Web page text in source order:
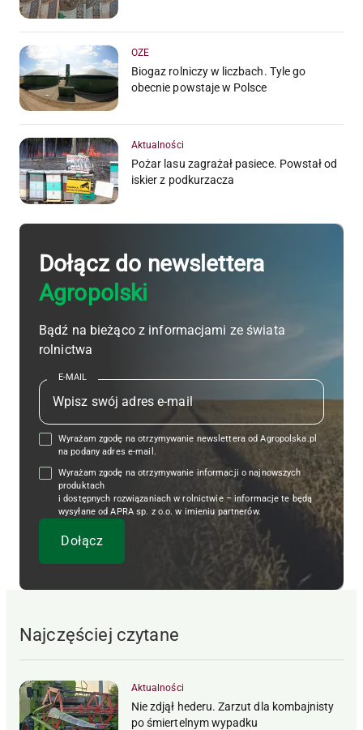
OZE
Biogaz rolniczy w liczbach. Tyle go
obecnie powstaje w Polsce
Aktualności
Pożar lasu zagrażał pasiece. Powstał od
iskier z podkurzacza
Dołącz do newslettera
Agropolski
Bądź na bieżąco z informacjami ze świata
rolnictwa
E-MAIL
Wyrażam zgodę na otrzymywanie newslettera od Agropolska.pl
na podany adres e-mail.
Wyrażam zgodę na otrzymywanie informacji o najnowszych
produktach
i dostępnych rozwiązaniach w rolnictwie – informacje te będą
wysyłane od APRA sp. z o.o. w imieniu partnerów.
Najczęściej czytane
Aktualności
Nie zdjął hederu. Zarzut dla kombajnisty
po śmiertelnym wypadku